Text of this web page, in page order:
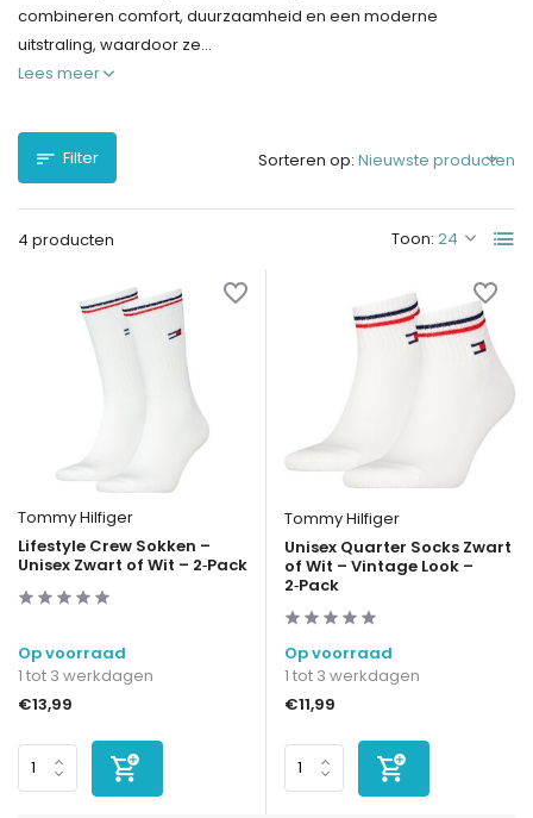
combineren comfort, duurzaamheid en een moderne
uitstraling, waardoor ze...
Lees meer
Filter
4 producten Toon:
Sorteren op:
Tommy Hilfiger
Lifestyle Crew Sokken –
Unisex Zwart of Wit – 2‑Pack
Op voorraad
1 tot 3 werkdagen
€13,99
Tommy Hilfiger
Unisex Quarter Socks Zwart
of Wit – Vintage Look –
2‑Pack
Op voorraad
1 tot 3 werkdagen
€11,99